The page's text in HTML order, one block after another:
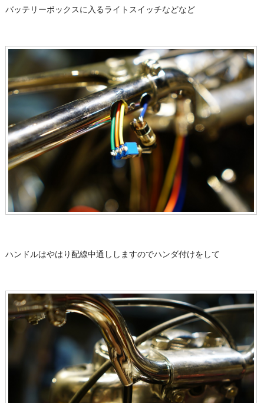
バッテリーボックスに入るライトスイッチなどなど
ハンドルはやはり配線中通ししますのでハンダ付けをして